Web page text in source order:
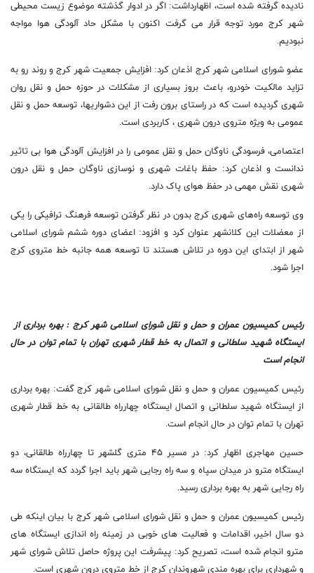
نادیده گرفته شده است، اظهارداشت: اگر در ادوار گذشته موضوع زیست محیطی
شهر کرج مورد توجه قرار می گرفت اکنون با مشکل حاد آلودگی هوا مواجه
نبودیم.
عضو شورای اسلامی شهر کرج اذعان کرد: افزایش جمعیت شهر کرج و روند رو به
تزاید مالکیت خودرو، باعث بروز بسیاری از مشکلات در حوزه حمل و نقل روان
شهری گردیده است که در راستای برون رفت از این دشواریها، توسعه حمل و نقل
عمومی به ویژه متروی درون شهری ، کاربردی است.
اعتصامی، فرسودگی ناوگان حمل و نقل عمومی را در افزایش آلودگی هوا بی تاثیر
ندانست و اذعان کرد: حفظ باغات شهری و نوسازی ناوگان حمل و نقل درون
شهری نقش مهمی در حفظ هوای پاک دارد.
وی توسعه راه‌های شهری کرج بدون در نظر گرفتن توسعه فرهنگ ترافیکی را یکی
از معضلات این کلانشهر عنوان کرد و افزود: اعضای دوره ششم شورای اسلامی
شهر از ابتدای این دوره در تلاش هستند تا توسعه همه جانبه خط متروی کرج
اجرا شود.
رئیس کمیسیون عمران و حمل و نقل شورای اسلامی شهر کرج : بهره برداری از
ایستگاه شهید سلطانی و اتصال به خط قطار شهری تهران با تمام توان در حال
انجام است
رئیس کمیسیون عمران و حمل و نقل شورای اسلامی شهر کرج گفت: بهره برداری
از ایستگاه شهید سلطانی و اتصال ایستگاه چهارراه طالقانی به خط قطار شهری
تهران با تمام توان در حال انجام است.
حسین مهاجری اظهار کرد: در مسیر ۴۵ متری گلشهر تا چهارراه طالقانی، دو
ایستگاه مترو در میدان سپاه و سه راه رجایی شهر باید اجرا گردد که ایستگاه سه
راه رجایی شهر به بهره برداری رسید.
رئیس کمیسیون عمران و حمل و نقل شورای اسلامی شهر کرج با بیان اینکه طی
دو سال اخیر، اقدامات و فعالیت های خوبی در زمینه راه اندازی ایستگاه های
مترو انجام شده است، تصریح کرد: پیشرفت این پروژه حاصل تلاش شورای شهر
و شهرداری برای بهره‌ مندی شهروندان کرج از خط متروی درون شهری است.